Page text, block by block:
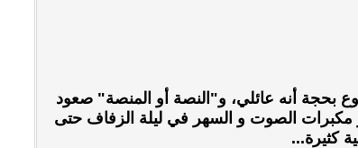
بحجة أنه عائلي، و"النصة أو المنصة" صعود
مكبرات الصوت و السهر في ليلة الزفاف حتى
كثيرة...